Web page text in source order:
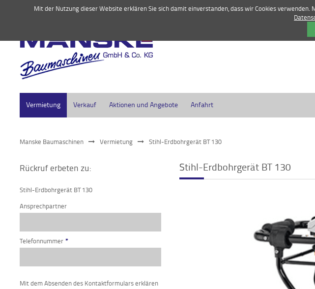
04542 84 12 52 |
Vermietung Verkauf Aktionen und Angebote Anfahrt
Manske Baumaschinen Vermietung Stihl-Erdbohrgerät BT 130
Stihl-Erdbohrgerät BT 130
Rückruf erbeten zu:
Stihl-Erdbohrgerät BT 130
Ansprechpartner
Telefonnummer *
Mit dem Absenden des Kontaktformulars erklären
Mit der Nutzung dieser Website erklären Sie sich damit einverstanden, dass wir Cookies